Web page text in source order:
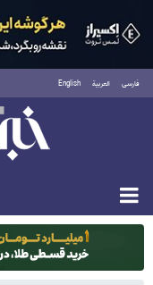
فارسی العربية English
یکشنبه ۱۸ مرداد ۱۴۰۵